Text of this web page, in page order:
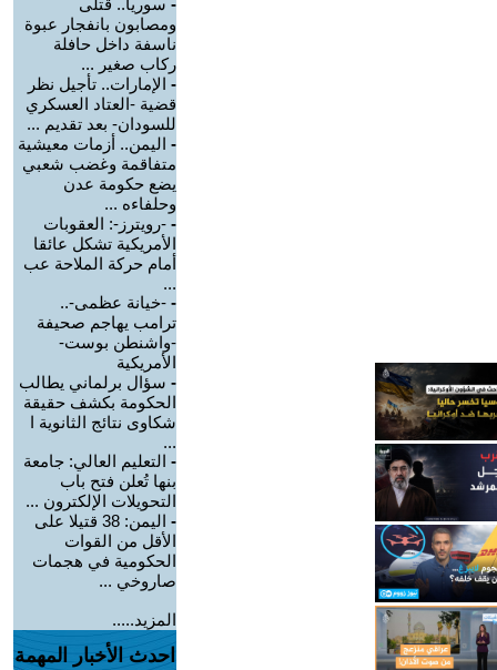
- سوريا.. قتلى
ومصابون بانفجار عبوة
ناسفة داخل حافلة
ركاب صغير ...
- الإمارات.. تأجيل نظر
قضية -العتاد العسكري
للسودان- بعد تقديم ...
- اليمن.. أزمات معيشية
متفاقمة وغضب شعبي
يضع حكومة عدن
وحلفاءه ...
- -رويترز-: العقوبات
الأمريكية تشكل عائقا
أمام حركة الملاحة عب
...
- -خيانة عظمى-..
ترامب يهاجم صحيفة
-واشنطن بوست-
الأمريكية
- سؤال برلماني يطالب
الحكومة بكشف حقيقة
شكاوى نتائج الثانوية ا
...
- التعليم العالي: جامعة
بنها تُعلن فتح باب
التحويلات الإلكترون ...
-
اليمن: 38 قتيلا على
الأقل من القوات
الحكومية في هجمات
صاروخي ...
المزيد.....
احدث الأخبار المهمة